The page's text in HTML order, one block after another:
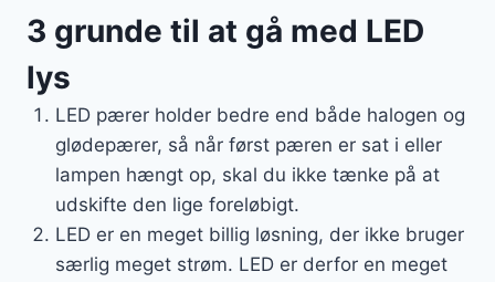
3 grunde til at gå med LED
lys
LED pærer holder bedre end både halogen og
glødepærer, så når først pæren er sat i eller
lampen hængt op, skal du ikke tænke på at
udskifte den lige foreløbigt.
LED er en meget billig løsning, der ikke bruger
særlig meget strøm. LED er derfor en meget